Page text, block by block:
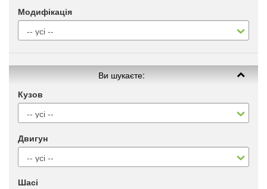
Модифікація
Ви шукаєте:
Кузов
Двигун
Шасі